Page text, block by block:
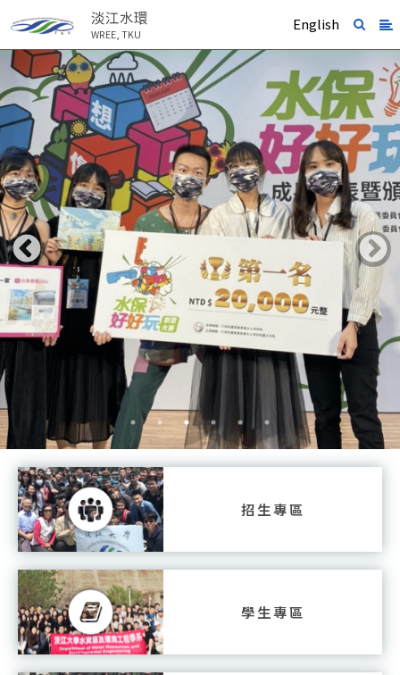
淡江水環
WREE, TKU
English
招生專區
學生專區